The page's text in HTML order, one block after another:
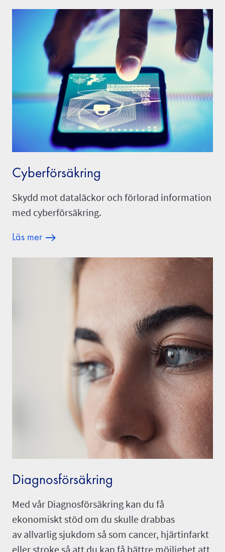
Cyberförsäkring
Skydd mot dataläckor och förlorad information
med cyberförsäkring.
Läs mer
Diagnosförsäkring
Med vår Diagnosförsäkring kan du få
ekonomiskt stöd om du skulle drabbas
av allvarlig sjukdom så som cancer, hjärtinfarkt
eller stroke så att du kan få bättre möjlighet att